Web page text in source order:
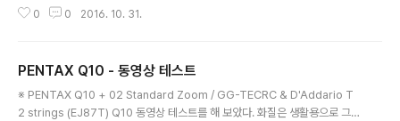
로 촬영하는 동영상처럼 활용할 수 있습니다. (편집, 공유
다. 카메라로 촬영한 사진을 스마트폰에 전송하거나, 스마
켜야 합니다. 와이파이 기능이 켜지면, 이런 화면이 나옵니
다. 스마트폰에서 직접 와이파이를 켜고 연결하여 암호를
입력하거나 QR 코드로 연결할 수 있습니다. 암호는 꺼 놓
0 0 2016. 10. 31.
PENTAX Q10 - 동영상 테스트
※ PENTAX Q10 + 02 Standard Zoom / GG-TECRC & D'Addario T
2 strings (EJ87T) Q10 동영상 테스트를 해 보았다. 화질은 생활용으로 그럭